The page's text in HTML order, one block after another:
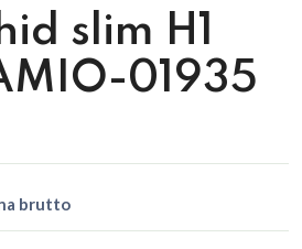
slim H1
01935
brutto